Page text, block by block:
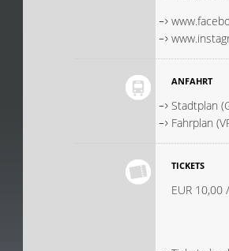
ANFAHRT
Stadtplan
Fahrplan
TICKETS
EUR 10,00